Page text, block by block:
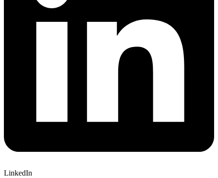
LinkedIn